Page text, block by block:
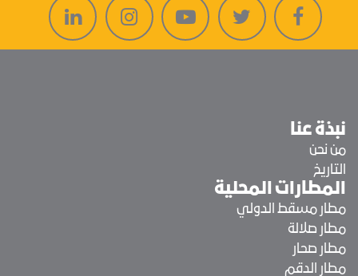
نبذة عنا
من نحن
التاريخ
المطارات المحلية
مطار مسقط الدولي
مطار صلالة
مطار صحار
مطار الدقم